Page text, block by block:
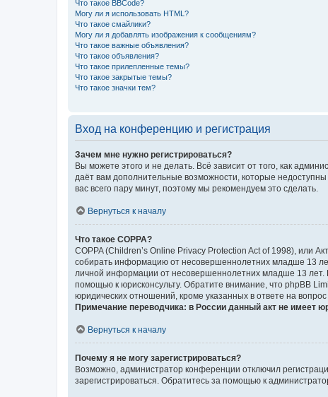
Что такое BBCode?
Могу ли я использовать HTML?
Что такое смайлики?
Могу ли я добавлять изображения к сообщениям?
Что такое важные объявления?
Что такое объявления?
Что такое прилепленные темы?
Что такое закрытые темы?
Что такое значки тем?
Вход на конференцию и регистрация
Зачем мне нужно регистрироваться?
Вы можете этого и не делать. Всё зависит от того, как
даёт вам дополнительные возможности, которые
вас всего пару минут, поэтому мы рекомендуем это сделать.
Вернуться к началу
Что такое COPPA?
COPPA (Children’s Online Privacy Protection Act of 1998), или
собирать информацию от несовершеннолетних младше 13
личной информации от несовершеннолетних младше 13 лет.
помощью к юрисконсульту. Обратите внимание, что phpBB
юридических отношений, кроме указанных в ответе на
Примечание переводчика: в России данный акт не имеет
Вернуться к началу
Почему я не могу зарегистрироваться?
Возможно, администратор конференции отключил
зарегистрироваться. Обратитесь за помощью к